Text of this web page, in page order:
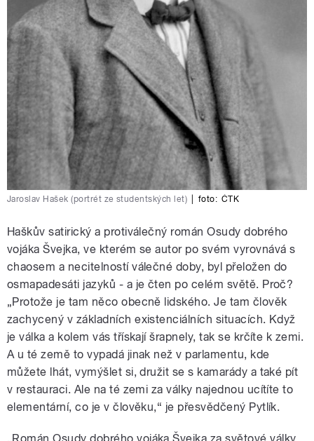
Jaroslav Hašek (portrét ze studentských let) foto: ČTK
Haškův satirický a protiválečný román Osudy dobrého
vojáka Švejka, ve kterém se autor po svém vyrovnává s
chaosem a necitelností válečné doby, byl přeložen do
osmapadesáti jazyků - a je čten po celém světě. Proč?
„Protože je tam něco obecně lidského. Je tam člověk
zachycený v základních existenciálních situacích. Když
je válka a kolem vás třískají šrapnely, tak se krčíte k zemi.
A u té země to vypadá jinak než v parlamentu, kde
můžete lhát, vymýšlet si, družit se s kamarády a také pít
v restauraci. Ale na té zemi za války najednou ucítíte to
elementární, co je v člověku,“ je přesvědčený Pytlík.